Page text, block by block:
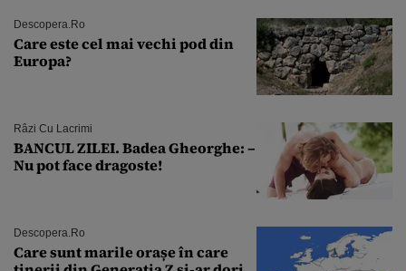
Descopera.ro
Care este cel mai vechi pod din
Europa?
Râzi Cu Lacrimi
BANCUL ZILEI. Badea Gheorghe: –
Nu pot face dragoste!
Descopera.ro
Care sunt marile orașe în care